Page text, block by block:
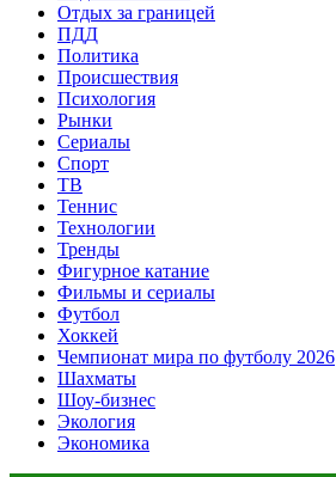
Отдых за границей
ПДД
Политика
Происшествия
Психология
Рынки
Сериалы
Спорт
ТВ
Теннис
Технологии
Тренды
Фигурное катание
Фильмы и сериалы
Футбол
Хоккей
Чемпионат мира по футболу 2026
Шахматы
Шоу-бизнес
Экология
Экономика